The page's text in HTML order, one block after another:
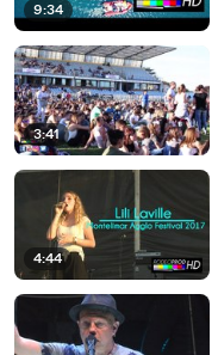
9:34
3:41
4:44